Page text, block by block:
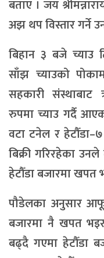
बताए । जय
अझ थप विस्तार गर्ने
बिहान ३ बजे च्याउ
साँझ च्याउको
सहकारी
रुपमा च्याउ गर्दै
वटा टनेल र
बिक्री गरिरहेका
हेटौँडा बजारमा खपत
पौडेलका अनुसार
बजारमा नै खपत
बढ्दै गएमा हेटौँडा